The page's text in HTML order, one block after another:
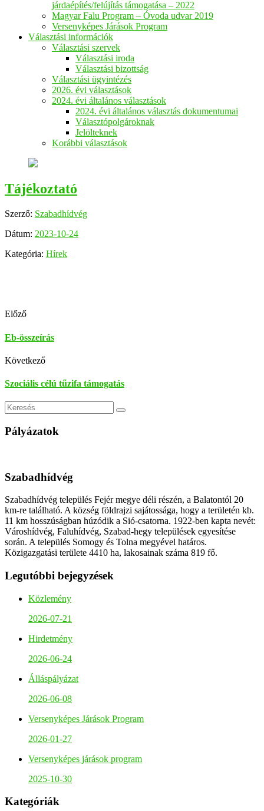
járdaépítés/felújítás támogatása – 2022
Magyar Falu Program – Óvoda udvar 2019
Versenyképes Járások Program
Választási információk
Választási szervek
Választási iroda
Választási bizottság
Választási ügyintézés
2026. évi választások
2024. évi általános választások
2024. évi általános választás dokumentumai
Választópolgároknak
Jelölteknek
Korábbi választások
Tájékoztató
Szerző: Szabadhídvég
Dátum: 2023-10-24
Kategória: Hírek
Előző
Eb-összeírás
Következő
Szociális célú tűzifa támogatás
Keresés
Pályázatok
Szabadhídvég
Szabadhídvég település Fejér megye déli részén, a Balatontól 20
km-re található. A község földrajzi sajátossága, hogy a területén kb.
11 km hosszúságban húzódik a Sió-csatorna. 1922-ben kapta nevét:
Városhídvég, Faluhídvég, Szabad-hegy települések egyesítése
során. A település Somogy és Tolna megyével határos.
Közigazgatási területe 4410 ha, lakosainak száma 819 fő.
Legutóbbi bejegyzések
Közlemény
2026-07-21
Hirdetmény
2026-06-24
Álláspályázat
2026-06-08
Versenyképes Járások Program
2026-01-27
Versenyképes járások program
2025-10-30
Kategóriák